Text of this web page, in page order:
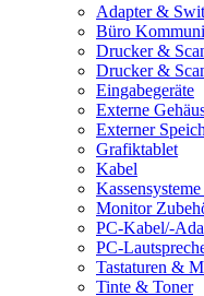
Adapter &
Büro
Drucker &
Drucker &
Eingabegeräte
Externe
Externer
Grafiktablet
Kabel
Monitor
PC-Kabel/-
PC-
Tastaturen &
Tinte & Toner